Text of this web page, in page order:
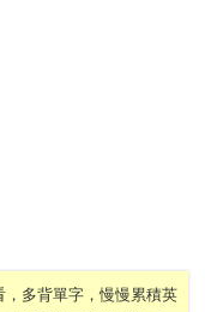
多背單字，慢慢累積英